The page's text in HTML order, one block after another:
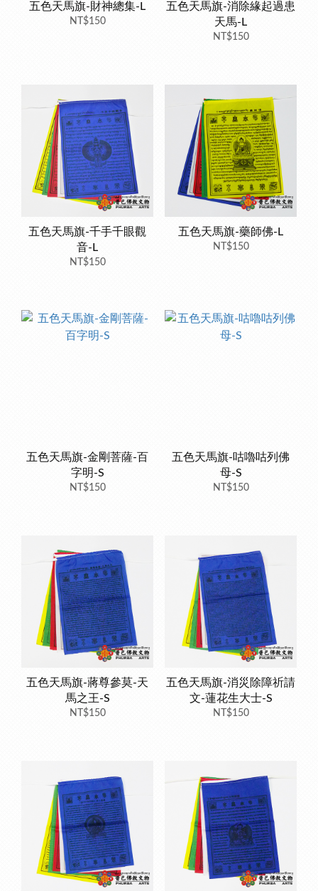
五色天馬旗-財神總集-L
NT$150
五色天馬旗-消除緣起過患
天馬-L
NT$150
五色天馬旗-千手千眼觀
音-L
NT$150
五色天馬旗-藥師佛-L
NT$150
五色天馬旗-金剛菩薩-百
字明-S
NT$150
五色天馬旗-咕嚕咕列佛
母-S
NT$150
五色天馬旗-蔣尊參莫-天
馬之王-S
NT$150
五色天馬旗-消災除障祈請
文-蓮花生大士-S
NT$150